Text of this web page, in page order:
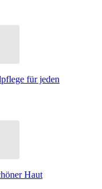
für jeden
Haut